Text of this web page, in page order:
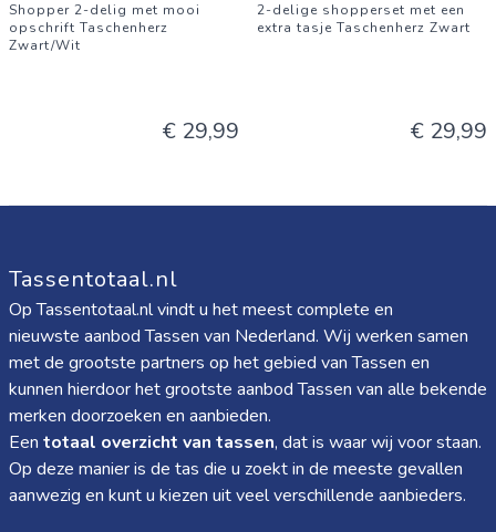
Shopper 2-delig met mooi
opschrift Taschenherz
Zwart/Wit
€ 29,99
2-delige shopperset met een
extra tasje Taschenherz Zwart
€ 29,99
Tassentotaal.nl
Op Tassentotaal.nl vindt u het meest complete en
nieuwste aanbod Tassen van Nederland. Wij werken samen
met de grootste partners op het gebied van Tassen en
kunnen hierdoor het grootste aanbod Tassen van alle bekende
merken doorzoeken en aanbieden.
Een totaal overzicht van tassen, dat is waar wij voor staan.
Op deze manier is de tas die u zoekt in de meeste gevallen
aanwezig en kunt u kiezen uit veel verschillende aanbieders.